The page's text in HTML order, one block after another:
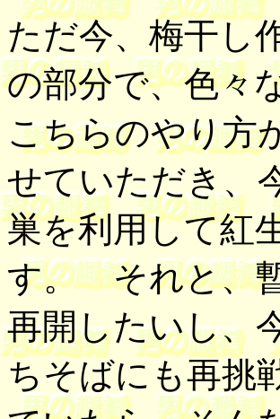
ただ今、梅干し
の部分で、色々
こちらのやり方
せていただき、
巣を利用して紅
す。 それと、
再開したいし、
ちそばにも再挑